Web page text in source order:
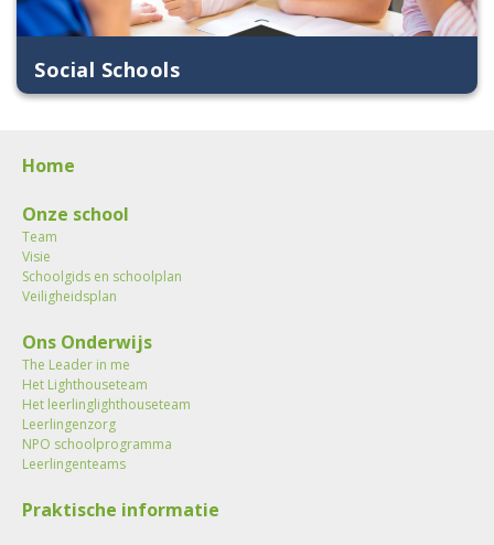
Social Schools
Home
Onze school
Team
Visie
Schoolgids en schoolplan
Veiligheidsplan
Ons Onderwijs
The Leader in me
Het Lighthouseteam
Het leerlinglighthouseteam
Leerlingenzorg
NPO schoolprogramma
Leerlingenteams
Praktische informatie